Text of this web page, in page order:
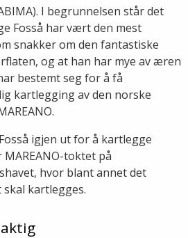
I begrunnelsen står det
Fosså har vært den mest
snakker om den fantastiske
og at han har mye av æren
bestemt seg for å få
kartlegging av den norske
igjen ut for å kartlegge
toktet på
hvor blant annet det
kartlegges.